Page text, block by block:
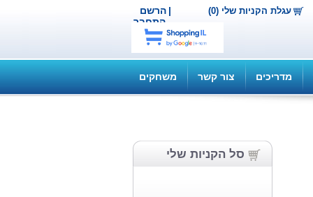
הרשם |
התחבר
עגלת הקניות שלי (0)
מדריכים צור קשר משחקים
סל הקניות שלי